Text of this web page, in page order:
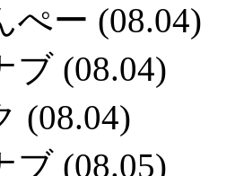
ぺー (08.04)
ブ (08.04)
(08.04)
ブ (08.05)